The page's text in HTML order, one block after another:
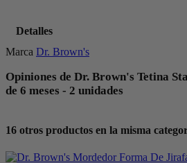
Detalles
Marca Dr. Brown's
Opiniones de Dr. Brown's Tetina
de 6 meses - 2 unidades
16 otros productos en la misma